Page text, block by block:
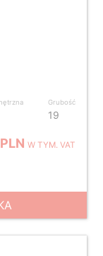
Grubość
19
W TYM. VAT